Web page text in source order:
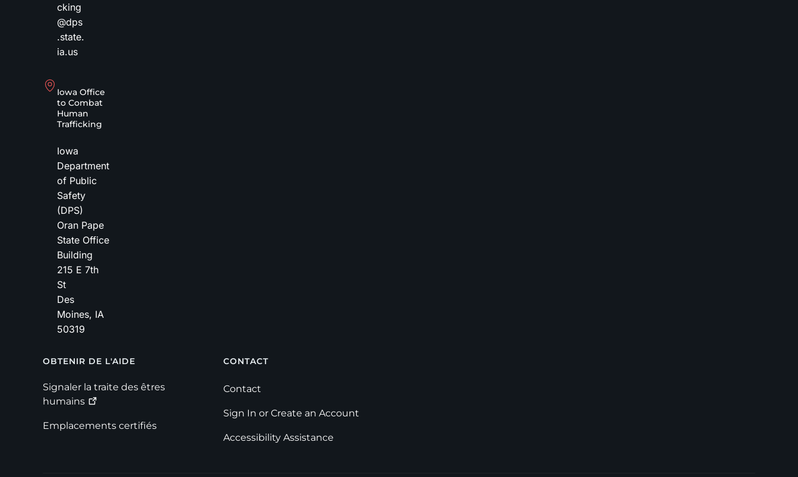
cking
@dps
.state.
ia.us
Iowa Office
to Combat
Human
Trafficking
Iowa
Department
of Public
Safety
(DPS)
Oran Pape
State Office
Building
215 E 7th
St
Des
Moines, IA
50319
Footer
OBTENIR DE L'AIDE
Signaler la traite des êtres
humains
Emplacements certifiés
CONTACT
Contact
Sign In or Create an Account
Accessibility Assistance